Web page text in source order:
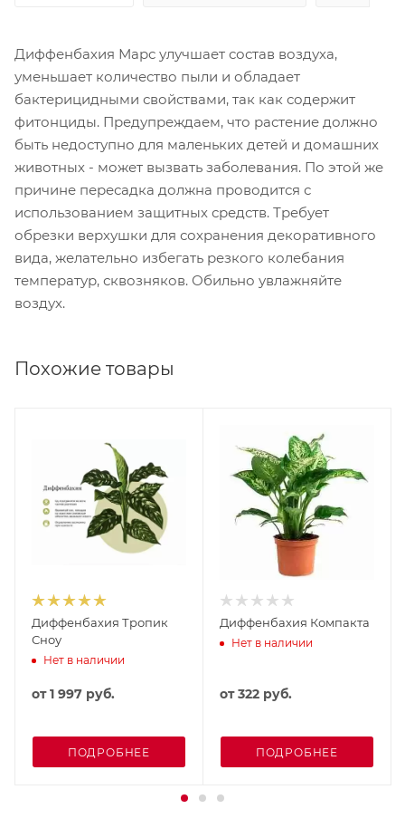
Диффенбахия Марс улучшает состав воздуха,
уменьшает количество пыли и обладает
бактерицидными свойствами, так как содержит
фитонциды. Предупреждаем, что растение должно
быть недоступно для маленьких детей и домашних
животных - может вызвать заболевания. По этой же
причине пересадка должна проводится с
использованием защитных средств. Требует
обрезки верхушки для сохранения декоративного
вида, желательно избегать резкого колебания
температур, сквозняков. Обильно увлажняйте
воздух.
Похожие товары
Диффенбахия Тропик
Сноу
Нет в наличии
от1 997 руб.
ПОДРОБНЕЕ
Диффенбахия Компакта
Нет в наличии
от322 руб.
ПОДРОБНЕЕ